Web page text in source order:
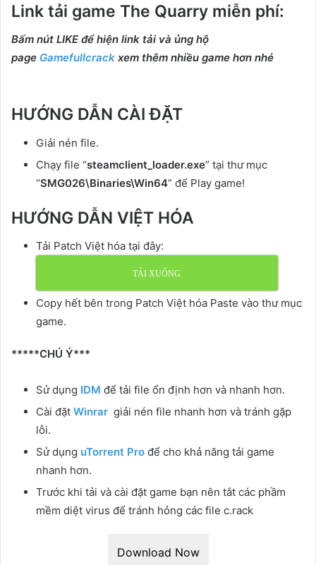
Link tải game The Quarry miễn phí:
Bấm nút LIKE để hiện link tải và ủng hộ
page Gamefullcrack xem thêm nhiều game hơn nhé
HƯỚNG DẪN CÀI ĐẶT
Giải nén file.
Chạy file “steamclient_loader.exe” tại thư mục
“SMG026\Binaries\Win64” để Play game!
HƯỚNG DẪN VIỆT HÓA
Tải Patch Việt hóa tại đây:
TẢI XUỐNG
Copy hết bên trong Patch Việt hóa Paste vào thư mục
game.
*****CHÚ Ý***
Sử dụng IDM để tải file ổn định hơn và nhanh hơn.
Cài đặt Winrar giải nén file nhanh hơn và tránh gặp
lỗi.
Sử dụng uTorrent Pro để cho khả năng tải game
nhanh hơn.
Trước khi tải và cài đặt game bạn nên tắt các phầm
mềm diệt virus để tránh hỏng các file c.rack
Download Now